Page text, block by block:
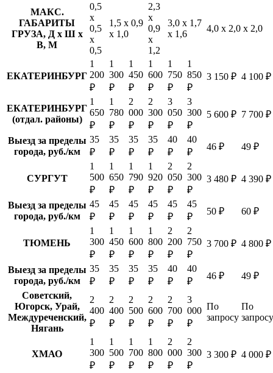
МАКС.
ГАБАРИТЫ
ГРУЗА, Д х Ш х
В, М
0,5
х
0,5
х
0,5
1,5 х 0,9
х 1,0
2,3
х
0,9
х
1,2
3,0 х 1,7
х 1,6
4,0 х 2,0 х 2,0
ЕКАТЕРИНБУРГ
1
200
₽
1
300
₽
1
450
₽
1
600
₽
1
750
₽
1
850
₽
3 150 ₽ 4 100 ₽
ЕКАТЕРИНБУРГ
(отдал. районы)
1
650
₽
1
780
₽
2
000
₽
2
300
₽
3
050
₽
3
300
₽
5 600 ₽ 7 700 ₽
Выезд за пределы
города, руб./км
35
₽
35
₽
35
₽
35
₽
40
₽
40
₽
46 ₽ 49 ₽
СУРГУТ
1
500
₽
1
650
₽
1
790
₽
1
920
₽
2
050
₽
2
300
₽
3 480 ₽ 4 390 ₽
Выезд за пределы
города, руб./км
45
₽
45
₽
45
₽
45
₽
45
₽
45
₽
50 ₽ 60 ₽
ТЮМЕНЬ
1
300
₽
1
450
₽
1
600
₽
1
800
₽
2
200
₽
2
750
₽
3 700 ₽ 4 800 ₽
Выезд за пределы
города, руб./км
35
₽
35
₽
35
₽
35
₽
40
₽
40
₽
46 ₽
49 ₽
Советский,
Югорск, Урай,
Междуреченский,
Нягань
2
400
₽
2
400
₽
2
500
₽
2
600
₽
2
700
₽
3
000
₽
По
запросу
По
запросу
ХМАО
1
300
₽
1
500
₽
1
700
₽
1
800
₽
2
000
₽
2
300
₽
3 300 ₽ 4 000 ₽